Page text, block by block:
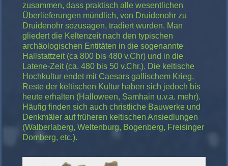
zusammen, dass praktisch alle wesentlichen
Überlieferungen mündlich, von Druidenohr zu
Druidenohr sozusagen, tradiert wurden. Man
gliedert die Keltenzeit nach den typischen
archäologischen Entitäten in die sogenannte
Hallstattzeit (ca 800 bis 480 v.Chr) und in die
Latene-Zeit (ca. 480 bis 50 v.Chr.). Die keltische
Hochkultur endet mit Caesars gallischem Krieg,
Reste der keltischen Kultur haben sich jedoch bis
heute erhalten (Halloween, Samhain u.v.a. mehr).
Häufig finden sich auch christliche Bauwerke und
Denkmäler auf früheren keltischen Ansiedlungen
(Walberlaberg, Weltenburg, Bogenberg, Freisinger
Domberg, etc.).